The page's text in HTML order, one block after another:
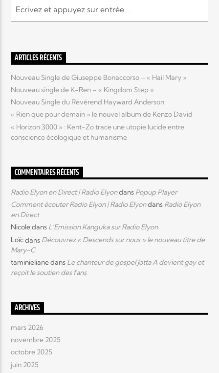
ARTICLES RÉCENTS
Nouveau Single de Giuseppe Bonaccorso – « Hail Mary »
Nouveau single de K-Ren – « Kingdom Step »
Nouveau Single du Révérend Hayward Anderson
« Rien que pour demain » le nouvel album de Kenzo David
« Horizon 3000 » : Kent-Zo trace une utopie lucide entre
conscience écologique et humanisme
COMMENTAIRES RÉCENTS
Radio Elyon en Direct | Radio Elyondans Popup Player
Comment écouter Radio Elyon | Radio Elyondans Radio Elyon
en Direct
Nicoledans L’Emission Kanguka sur Radio Elyon
Loïcdans Découvrez « Descends sur nous » le nouveau titre de
Mary-C
taminielianedans Le chanteur de gospel Jotta A devient gay et
reçoit le soutien des fans
ARCHIVES
mars 2026
novembre 2025
octobre 2025
juin 2025